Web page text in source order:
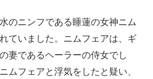
のニンフである睡蓮の女神ニム
ていました。ニムフェアは、ギ
妻であるヘーラーの侍女でし
ムフェアと浮気をしたと疑い、